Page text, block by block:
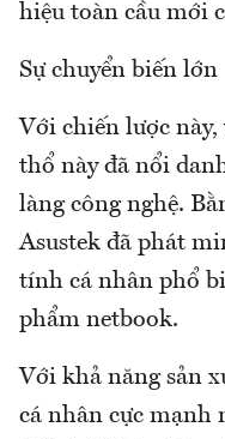
hiệu toàn cầu mới
Sự chuyển biến lớn
Với chiến lược
thổ này đã nổi
làng công nghệ.
Asustek đã phát
tính cá nhân phổ
phẩm netbook.
Với khả năng sản
cá nhân cực mạnh